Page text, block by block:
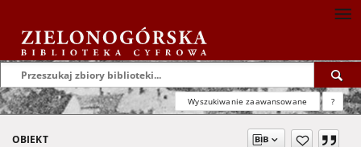
Wyszukiwanie zaawansowane ?
OBIEKT